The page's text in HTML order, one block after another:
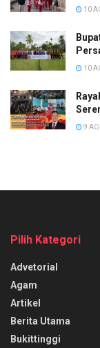
10
10
9
Pilih Kategori
Advetorial
Agam
Artikel
Berita Utama
Bukittinggi